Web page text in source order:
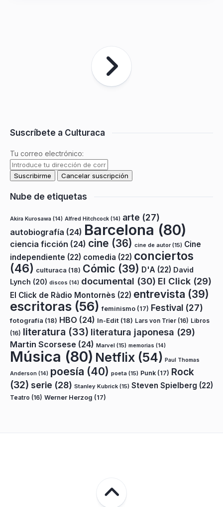
Suscríbete a Culturaca
Tu correo electrónico:
Nube de etiquetas
Akira Kurosawa (14) Alfred Hitchcock (14) arte (27)
autobiografía (24) Barcelona (80)
ciencia ficción (24) cine (36) cine de autor(15) Cine
independiente (22) comedia (22) conciertos
(46) culturaca (18) Cómic (39) D'A (22) David
Lynch (20) discos (14) documental (30) El Click (29)
El Click de Ràdio Montornès (22) entrevista (39)
escritoras (56) feminismo (17) Festival (27)
fotografía (18) HBO (24) In-Edit (18) Lars von Trier (16) Libros
(16) literatura (33) literatura japonesa (29)
Martin Scorsese (24) Marvel (15) memorias (14)
Música (80) Netflix (54) Paul Thomas
Anderson (14) poesía (40) poeta (15) Punk (17) Rock
(32) serie (28) Stanley Kubrick (15) Steven Spielberg (22)
Teatro (16) Werner Herzog (17)